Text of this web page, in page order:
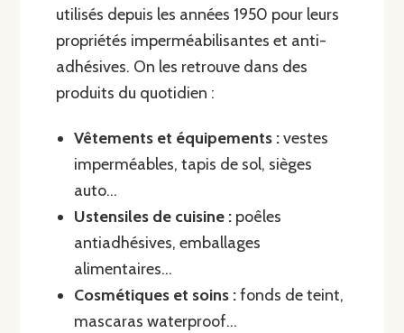
utilisés depuis les années 1950 pour leurs
propriétés imperméabilisantes et anti-
adhésives. On les retrouve dans des
produits du quotidien :
Vêtements et équipements :vestes
imperméables, tapis de sol, sièges
auto…
Ustensiles de cuisine : poêles
antiadhésives, emballages
alimentaires…
Cosmétiques et soins :fonds de teint,
mascaras waterproof…